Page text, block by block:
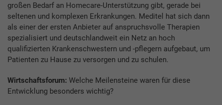
großen Bedarf an Homecare-Unterstützung gibt, gerade bei
seltenen und komplexen Erkrankungen. Meditel hat sich dann
als einer der ersten Anbieter auf anspruchsvolle Therapien
spezialisiert und deutschlandweit ein Netz an hoch
qualifizierten Krankenschwestern und -pflegern aufgebaut, um
Patienten zu Hause zu versorgen und zu schulen.
Wirtschaftsforum: Welche Meilensteine waren für diese
Entwicklung besonders wichtig?